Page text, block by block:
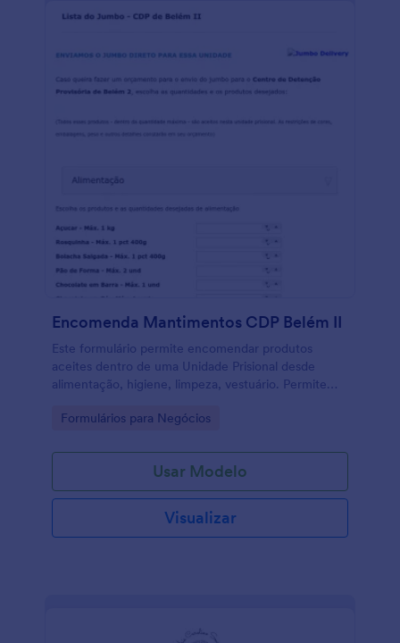
Encomenda Mantimentos CDP Belém II
Este formulário permite encomendar produtos
aceites dentro de uma Unidade Prisional desde
alimentação, higiene, limpeza, vestuário. Permite
Go to Category:
Formulários para Negócios
Usar Modelo
Visualizar